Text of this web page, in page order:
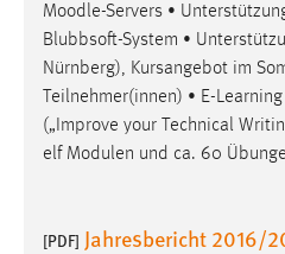
Moodle-Servers •
Blubbsoft-System •
Nürnberg), Kursangebot im
Teilnehmer(innen) • E-
(„Improve your Technical
elf Modulen und ca. 60
[PDF] Jahresbericht 2016/